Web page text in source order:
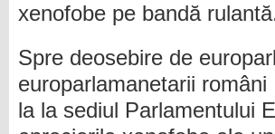
xenofobe pe bandă
Spre deosebire de
europarlamanetarii
la la sediul Parlamentului